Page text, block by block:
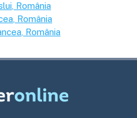
, România
, România
, România